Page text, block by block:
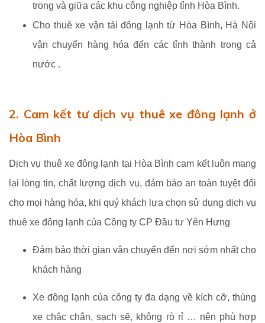
trong và giữa các khu công nghiệp tỉnh Hòa Bình.
Cho thuê xe vận tải đông lạnh từ Hòa Bình, Hà Nội
vận chuyển hàng hóa đến các tỉnh thành trong cả
nước .
2. Cam kết tư dịch vụ thuê xe đông lạnh ở
Hòa Bình
Dịch vụ thuê xe đông lạnh tại Hòa Bình cam kết luôn mang
lại lòng tin, chất lượng dịch vụ, đảm bảo an toàn tuyệt đối
cho mọi hàng hóa, khi quý khách lựa chọn sử dụng dịch vụ
thuê xe đông lạnh của Công ty CP Đầu tư Yên Hưng
Đảm bảo thời gian vận chuyển đến nơi sớm nhất cho
khách hàng
Xe đông lạnh của công ty đa dạng về kích cỡ, thùng
xe chắc chắn, sạch sẽ, không rò rỉ … nên phù hợp